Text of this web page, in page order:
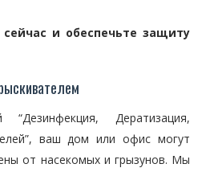
и обеспечьте защиту
Дератизация,
ваш дом или офис могут
от насекомых и грызунов. Мы